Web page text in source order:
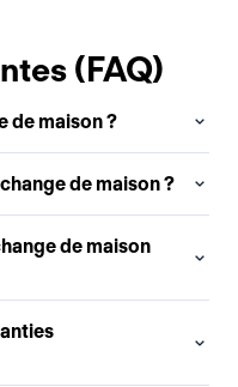
(FAQ)
de maison ?
de maison ?
de maison